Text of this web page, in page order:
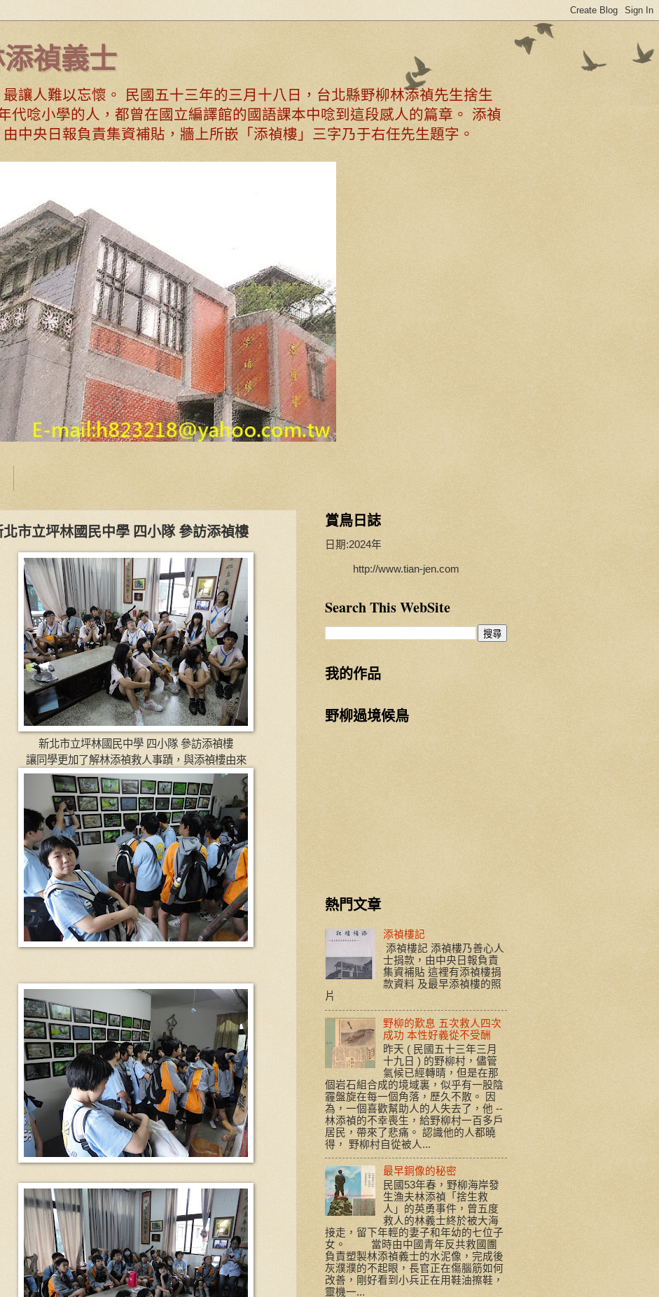
禎義士
讓人難以忘懷。 民國五十三年的三月十八日，台北縣野柳林添禎先生捨生
代唸小學的人，都曾在國立編譯館的國語課本中唸到這段感人的篇章。 添禎
中央日報負責集資補貼，牆上所嵌「添禎樓」三字乃于右任先生題字。
市立坪林國民中學 四小隊 參訪添禎樓
新北市立坪林國民中學 四小隊 參訪添禎樓
讓同學更加了解林添禎救人事蹟，與添禎樓由來
賞鳥日誌
日期:2024年
http://www.tian-jen.com
Search This WebSite
我的作品
野柳過境候鳥
熱門文章
添禎樓記
添禎樓記 添禎樓乃善心人
士捐款，由中央日報負責
集資補貼 這裡有添禎樓捐
款資料 及最早添禎樓的照
片
野柳的歎息 五次救人四次
成功 本性好義從不受酬
昨天 ( 民國五十三年三月
十九日 ) 的野柳村，儘管
氣候已經轉晴，但是在那
個岩石組合成的境域裏，似乎有一股陰
霾盤旋在每一個角落，歷久不散。 因
為，一個喜歡幫助人的人失去了，他 --
林添禎的不幸喪生，給野柳村一百多戶
居民，帶來了悲痛。 認識他的人都曉
得， 野柳村自從被人...
最早銅像的秘密
民國53年春，野柳海岸發
生漁夫林添禎「捨生救
人」的英勇事件，曾五度
救人的林義士終於被大海
接走，留下年輕的妻子和年幼的七位子
女。 當時由中國青年反共救國團
負責塑製林添禎義士的水泥像，完成後
灰濮濮的不起眼，長官正在傷腦筋如何
改善，剛好看到小兵正在用鞋油擦鞋，
靈機一...